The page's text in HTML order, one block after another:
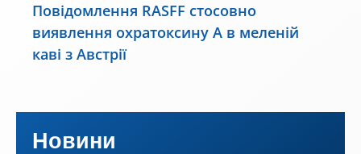
Повідомлення RASFF стосовно
виявлення охратоксину А в меленій
каві з Австрії
Новини